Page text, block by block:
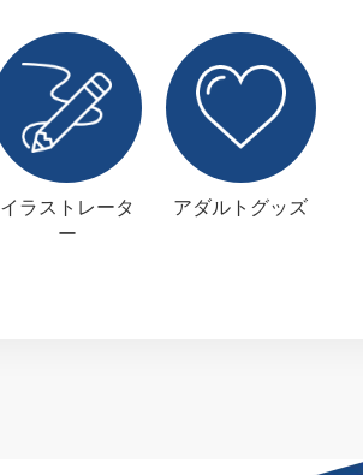
イラストレータ
ー
アダルトグッズ